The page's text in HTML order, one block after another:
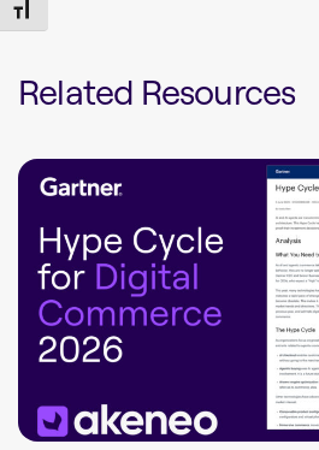
Toggle Font size
Related Resources